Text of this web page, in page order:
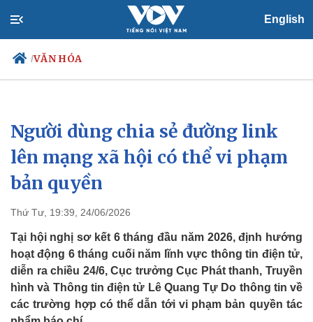
English
/VĂN HÓA
Chính trị
Đảng
Tổ chức nhân sự
Quốc hội
Nhận diện sự thật
Xã hội
Tin 24h
Dự báo thời tiết
Người dùng chia sẻ đường link
lên mạng xã hội có thể vi phạm
bản quyền
Thứ Tư, 19:39, 24/06/2026
Tại hội nghị sơ kết 6 tháng đầu năm 2026, định hướng
hoạt động 6 tháng cuối năm lĩnh vực thông tin điện tử,
diễn ra chiều 24/6, Cục trưởng Cục Phát thanh, Truyền
hình và Thông tin điện tử Lê Quang Tự Do thông tin về
các trường hợp có thể dẫn tới vi phạm bản quyền tác